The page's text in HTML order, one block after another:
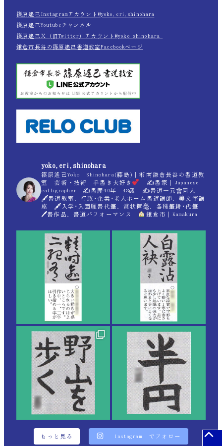
篠原遙己Instagramアカウント@yoko.eri.shinohara
篠原遙己Youtubeチャンネル
篠原遙己Ｘ（旧Twitter）アカウント@yoko_shinohara_
鎌倉市長谷の篠原遙己書道教室Facebookページ
yoko.eri.shinohara
篠原遙己Yoko Shinohara(藤島)｜湘南鎌倉長谷の書道教
室 芸術・技術 手書き大好き
✍書家｜Japanese
calligrapher ✍書歴40年 48歳 ✍書道一元會同人
🖋書道教室、行政･企業･老人ホーム書道講師、美文字講
座 🖋入学･入園願書代筆、賞状揮毫、各種筆耕･代筆
🖊書作品、書道パフォーマンス
鎌倉市｜Kamakura
もっと見る Instagram でフォロー